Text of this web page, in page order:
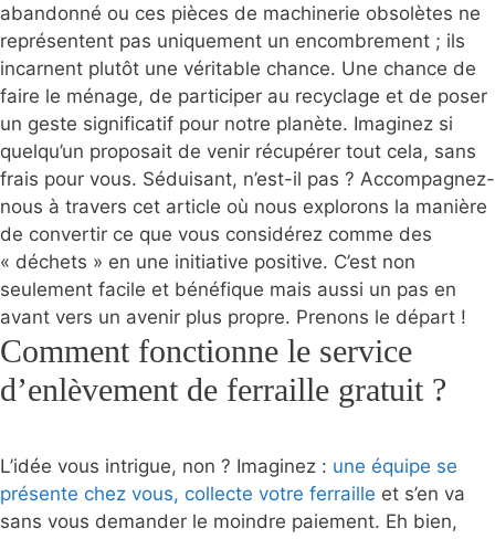
abandonné ou ces pièces de machinerie obsolètes ne
représentent pas uniquement un encombrement ; ils
incarnent plutôt une véritable chance. Une chance de
faire le ménage, de participer au recyclage et de poser
un geste significatif pour notre planète. Imaginez si
quelqu’un proposait de venir récupérer tout cela, sans
frais pour vous. Séduisant, n’est-il pas ? Accompagnez-
nous à travers cet article où nous explorons la manière
de convertir ce que vous considérez comme des
« déchets » en une initiative positive. C’est non
seulement facile et bénéfique mais aussi un pas en
avant vers un avenir plus propre. Prenons le départ !
Comment fonctionne le service
d’enlèvement de ferraille gratuit ?
L’idée vous intrigue, non ? Imaginez : une équipe se
présente chez vous, collecte votre ferraille et s’en va
sans vous demander le moindre paiement. Eh bien,